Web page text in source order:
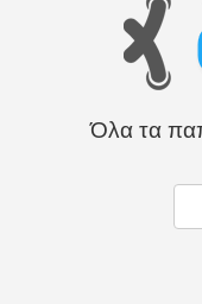
Όλα τα